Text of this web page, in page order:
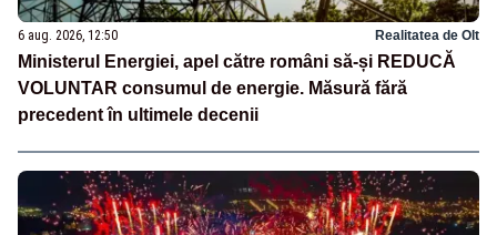
6 aug. 2026, 12:50 Realitatea de Olt
Ministerul Energiei, apel către români să-și REDUCĂ
VOLUNTAR consumul de energie. Măsură fără
precedent în ultimele decenii